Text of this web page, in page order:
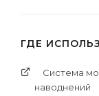
ГДЕ
Система
наводнений